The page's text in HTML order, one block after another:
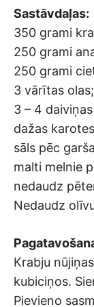
Sastāvdaļas:
350 grami
250 grami
250 grami
3 vārītas olas;
3 – 4
dažas
sāls pēc
malti melnie
nedaudz
Nedaudz
Krabju
kubiciņos.
Pievieno